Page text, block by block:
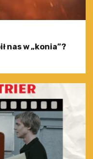
nas w „konia”?